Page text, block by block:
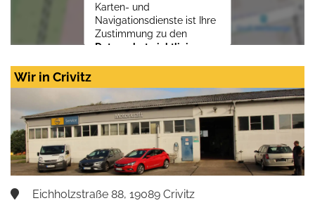
Karten- und
Navigationsdienste ist Ihre
Zustimmung zu den
Datenschutzrichtlinien
Zustimmen und
aktivieren
Wir in Crivitz
Eichholzstraße 88, 19089 Crivitz